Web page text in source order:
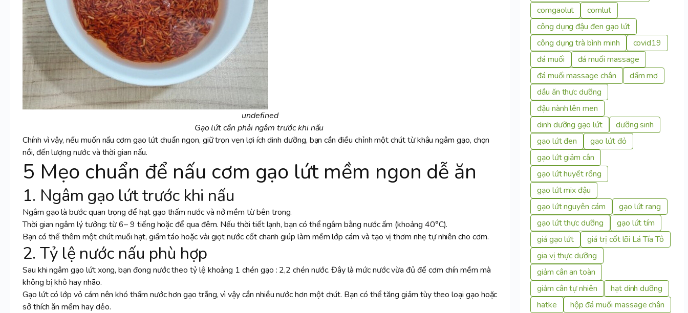
undefined
Gạo lứt cần phải ngâm trước khi nấu
Chính vì vậy, nếu muốn nấu cơm gạo lứt chuẩn ngon, giữ trọn vẹn lợi ích dinh dưỡng, bạn cần điều chỉnh một chút từ khâu ngâm gạo, chọn
nồi, đến lượng nước và thời gian nấu.
5 Mẹo chuẩn để nấu cơm gạo lứt mềm ngon dễ ăn
1. Ngâm gạo lứt trước khi nấu
Ngâm gạo là bước quan trọng để hạt gạo thấm nước và nở mềm từ bên trong.
Thời gian ngâm lý tưởng: từ 6– 9 tiếng hoặc để qua đêm. Nếu thời tiết lạnh, bạn có thể ngâm bằng nước ấm (khoảng 40°C).
Bạn có thể thêm một chút muối hạt, giấm táo hoặc vài giọt nước cốt chanh giúp làm mềm lớp cám và tạo vị thơm nhẹ tự nhiên cho cơm.
2. Tỷ lệ nước nấu phù hợp
Sau khi ngâm gạo lứt xong, bạn đong nước theo tỷ lệ khoảng 1 chén gạo : 2,2 chén nước. Đây là mức nước vừa đủ để cơm chín mềm mà
không bị khô hay nhão.
Gạo lứt có lớp vỏ cám nên khó thấm nước hơn gạo trắng, vì vậy cần nhiều nước hơn một chút. Bạn có thể tăng giảm tùy theo loại gạo hoặc
sở thích ăn mềm hay dẻo.
comgaolut
comlut
công dụng đậu đen gạo lứt
công dụng trà bình minh
covid19
đá muối
đá muối massage
đá muối massage chân
dấm mơ
dầu ăn thực dưỡng
đậu nành lên men
dinh dưỡng gạo lứt
dưỡng sinh
gạo lứt đen
gạo lứt đỏ
gạo lứt giảm cân
gạo lứt huyết rồng
gạo lứt mix đậu
gạo lứt nguyên cám
gạo lứt rang
gạo lứt thực dưỡng
gạo lứt tím
giá gạo lứt
giá trị cốt lõi Lá Tía Tô
gia vị thực dưỡng
giảm cân an toàn
giảm cân tự nhiên
hạt dinh dưỡng
hatke
hộp đá muối massage chân